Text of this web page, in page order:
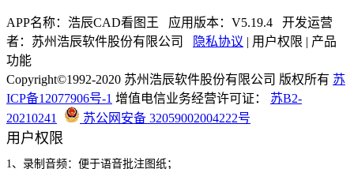
APP名称： 浩辰CAD看图王 应用版本：V5.19.4
开发运营
者：苏州浩辰软件股份有限公司
隐私协议 | 用户权限 | 产品
功能
Copyright©1992-2020 苏州浩辰软件股份有限公司 版权所有 苏
ICP备12077906号-1 增值电信业务经营许可证： 苏B2-
20210241
苏公网安备 32059002004222号
用户权限
1、录制音频：便于语音批注图纸；